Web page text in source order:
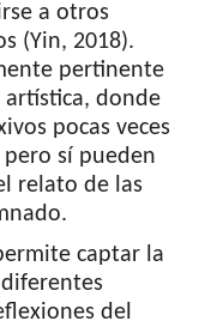
a otros
(Yin, 2018).
pertinente
donde
pocas veces
sí pueden
relato de las
captar la
del